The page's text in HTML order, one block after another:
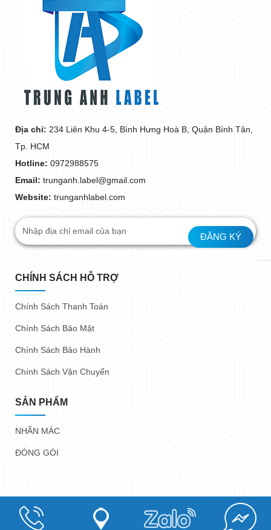
Địa chỉ: 234 Liên Khu 4-5, Bình Hưng Hoà B, Quận Bình Tân,
Tp. HCM
Hotline: 0972988575
Email: trunganh.label@gmail.com
Website: trunganhlabel.com
CHÍNH SÁCH HỖ TRỢ
Chính Sách Thanh Toán
Chính Sách Bảo Mật
Chính Sách Bảo Hành
Chính Sách Vận Chuyển
SẢN PHẨM
NHÃN MÁC
ĐÓNG GÓI
Copyright @ 2023 Nhãn Mác Trung Anh